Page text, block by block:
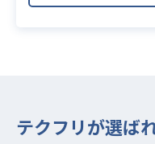
テクフリが選ば